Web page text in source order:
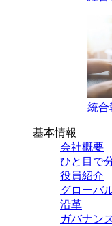
統合
基本情報
会社概要
ひと目で
役員紹介
グローバ
沿革
ガバナン